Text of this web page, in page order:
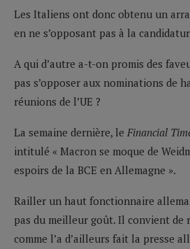
Les Italiens ont donc obtenu un
en ne s’opposant pas à la
A qui d’autre a-t-on promis des
pas s’opposer aux nominations de
réunions de l’UE ?
La semaine dernière, le Financial
intitulé « Macron se moque de
espoirs de la BCE en Allemagne ».
Railler un haut fonctionnaire
pas du meilleur goût. Il convient de
comme l’a d’ailleurs fait la presse